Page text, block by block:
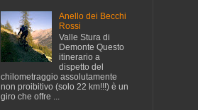
Anello dei Becchi
Rossi
Valle Stura di
Demonte Questo
itinerario a
dispetto del
chilometraggio assolutamente
non proibitivo (solo 22 km!!!) è un
giro che offre ...